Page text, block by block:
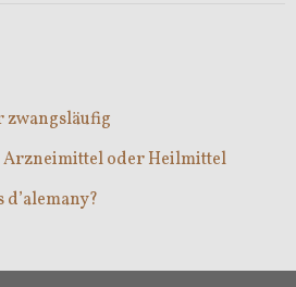
zwangsläufig
oder Heilmittel
d’alemany?